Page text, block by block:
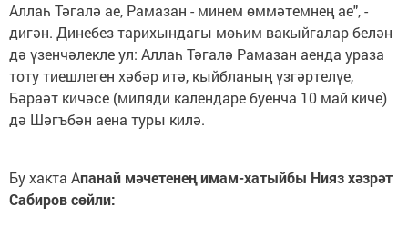
Аллаһ Тәгалә ае, Рамазан - минем өммәтемнең ае", -
дигән. Динебез тарихындагы мөһим вакыйгалар белән
дә үзенчәлекле ул: Аллаһ Тәгалә Рамазан аенда ураза
тоту тиешлеген хәбәр итә, кыйбланың үзгәртелүе,
Бәраәт кичәсе (миляди календаре буенча 10 май киче)
дә Шәгъбән аена туры килә.
Бу хакта Апанай мәчетенең имам-хатыйбы Нияз хәзрәт
Сабиров сөйли: